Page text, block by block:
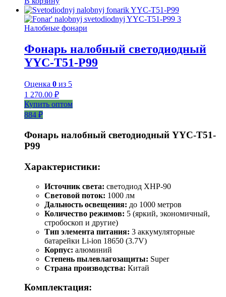
Налобные фонари
Фонарь налобный светодиодный
YYC-T51-P99
Оценка 0 из 5
1 270.00 ₽
Купить оптом
884 ₽
Фонарь налобный светодиодный YYC-T51-
P99
Характеристики:
Источник света: светодиод XHP-90
Световой поток: 1000 лм
Дальность освещения: до 1000 метров
Количество режимов: 5 (яркий, экономичный,
стробоскоп и другие)
Тип элемента питания: 3 аккумуляторные
батарейки Li-ion 18650 (3.7V)
Корпус: алюминий
Степень пылевлагозащиты: Super
Страна производства: Китай
Комплектация: